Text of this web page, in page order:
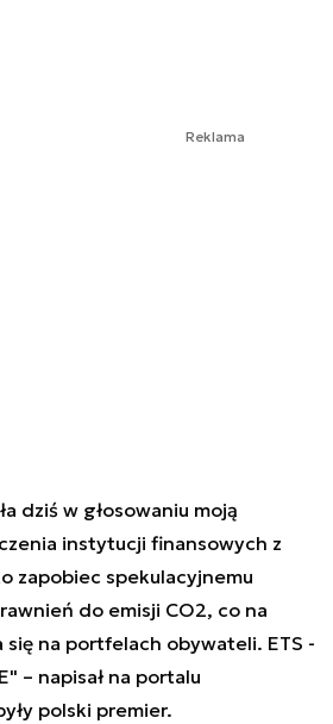
Reklama
dziś w głosowaniu moją
instytucji finansowych z
zapobiec spekulacyjnemu
do emisji CO2, co na
się na portfelach obywateli. ETS -
– napisał na portalu
polski premier.